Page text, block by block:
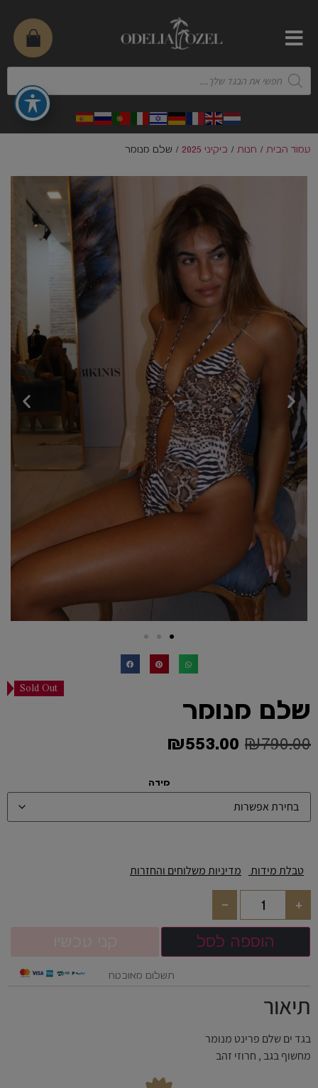
עמוד הבית / חנות / ביקיני 2025 / שלם מנומר
Sold Out
שלם מנומר
₪790.00
₪553.00
מידה
טבלת מידות מדיניות משלוחים והחזרות
+
-
הוספה לסל
תשלום מאובטח
תיאור
בגד ים שלם פרינט מנומר
מחשוף בגב , חרוזי זהב